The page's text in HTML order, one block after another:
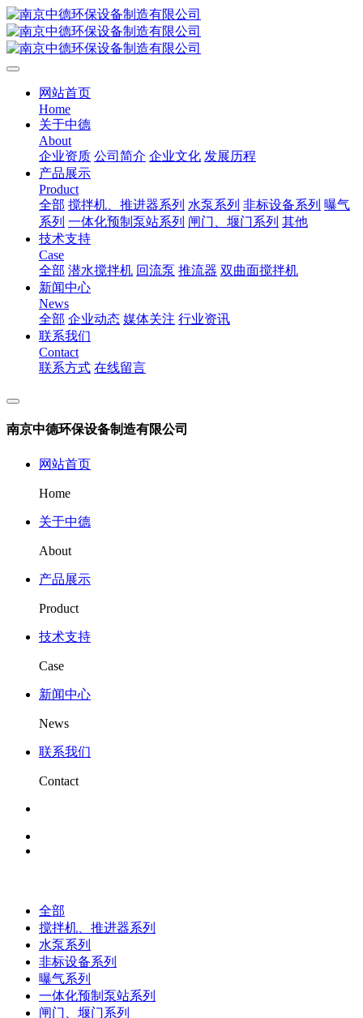
网站首页
Home
关于中德
About
企业资质 公司简介 企业文化 发展历程
产品展示
Product
全部 搅拌机、推进器系列 水泵系列 非标设备系列 曝气
系列 一体化预制泵站系列 闸门、堰门系列 其他
技术支持
Case
全部 潜水搅拌机 回流泵 推流器 双曲面搅拌机
新闻中心
News
全部 企业动态 媒体关注 行业资讯
联系我们
Contact
联系方式 在线留言
南京中德环保设备制造有限公司
网站首页
Home
关于中德
About
产品展示
Product
技术支持
Case
新闻中心
News
联系我们
Contact
全部
搅拌机、推进器系列
水泵系列
非标设备系列
曝气系列
一体化预制泵站系列
闸门、堰门系列